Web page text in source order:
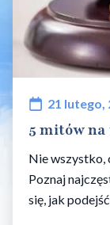
21 lutego,
5 mitów
Nie wszystko,
Poznaj
się, jak